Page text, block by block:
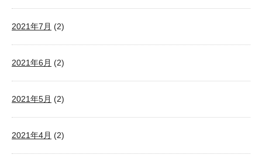
2021年7月 (2)
2021年6月 (2)
2021年5月 (2)
2021年4月 (2)